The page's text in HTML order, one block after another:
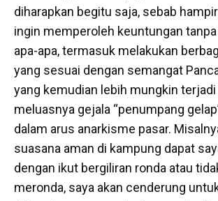
diharapkan begitu saja, sebab
ingin memperoleh keuntungan
apa-apa, termasuk melakukan
yang sesuai dengan semangat
yang kemudian lebih mungkin terjadi
meluasnya gejala “penumpang
dalam arus anarkisme pasar.
suasana aman di kampung dapat
dengan ikut bergiliran ronda atau
meronda, saya akan cenderung